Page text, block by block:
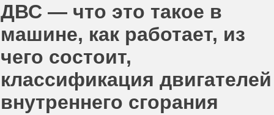
ДВС — что это такое в
машине, как работает, из
чего состоит,
классификация двигателей
внутреннего сгорания